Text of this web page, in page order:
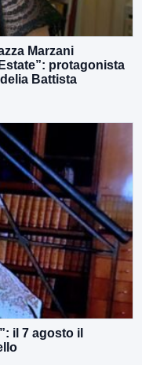
Marzani
protagonista
Battista
il 7 agosto il